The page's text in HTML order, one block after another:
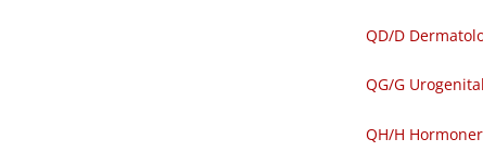
QD​/​D
QG​/​G
QH​/​H